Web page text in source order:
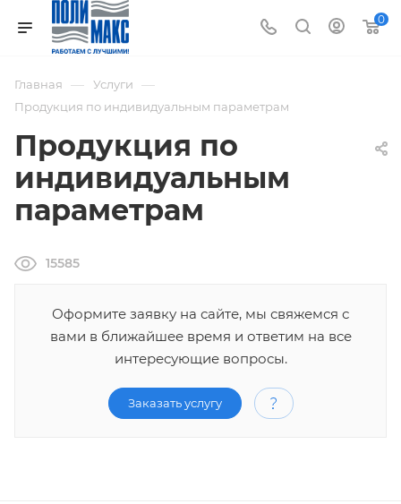
0
Главная — Услуги —
Продукция по индивидуальным параметрам
Продукция по
индивидуальным
параметрам
15585
Оформите заявку на сайте, мы свяжемся с
вами в ближайшее время и ответим на все
интересующие вопросы.
Заказать услугу